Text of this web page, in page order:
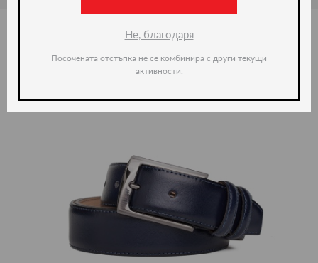
Ние препоръчваме
Не, благодаря
Посочената отстъпка не се комбинира с други текущи
активности.